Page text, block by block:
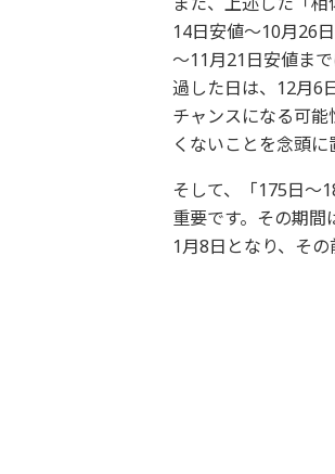
14日安値～10月26
～11月21日安値ま
過した日は、12月6
チャンスになる可
くないことを念頭に
そして、「175日～
重要です。その期
1月8日となり、そ